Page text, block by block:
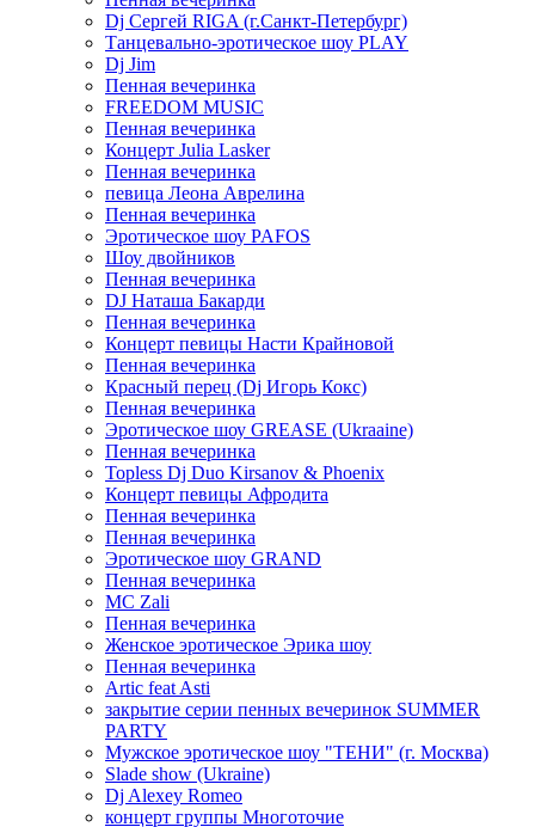
Dj Сергей RIGA (г.Санкт-Петербург)
Танцевально-эротическое шоу PLAY
Dj Jim
Пенная вечеринка
FREEDOM MUSIC
Пенная вечеринка
Концерт Julia Lasker
Пенная вечеринка
певица Леона Аврелина
Пенная вечеринка
Эротическое шоу PAFOS
Шоу двойников
Пенная вечеринка
DJ Наташа Бакарди
Пенная вечеринка
Концерт певицы Насти Крайновой
Пенная вечеринка
Красный перец (Dj Игорь Кокс)
Пенная вечеринка
Эротическое шоу GREASE (Ukraaine)
Пенная вечеринка
Topless Dj Duo Kirsanov & Phoenix
Концерт певицы Афродита
Пенная вечеринка
Пенная вечеринка
Эротическое шоу GRAND
Пенная вечеринка
MC Zali
Пенная вечеринка
Женское эротическое Эрика шоу
Пенная вечеринка
Artic feat Asti
закрытие серии пенных вечеринок SUMMER
PARTY
Мужское эротическое шоу "ТЕНИ" (г. Москва)
Slade show (Ukraine)
Dj Alexey Romeo
концерт группы Многоточие